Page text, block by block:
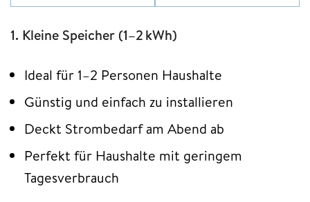
1. Kleine Speicher (1–2 kWh)
Ideal für 1–2 Personen Haushalte
Günstig und einfach zu installieren
Deckt Strombedarf am Abend ab
Perfekt für Haushalte mit geringem
Tagesverbrauch